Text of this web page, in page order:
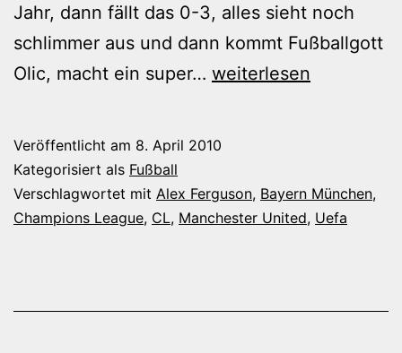
Jahr, dann fällt das 0-3, alles sieht noch
schlimmer aus und dann kommt Fußballgott
Olic, macht ein super… Der
ManU
raus!
weiterlesen
Veröffentlicht am 8. April 2010
Kategorisiert als Fußball
Verschlagwortet mit Alex Ferguson, Bayern München,
Champions League, CL, Manchester United, Uefa